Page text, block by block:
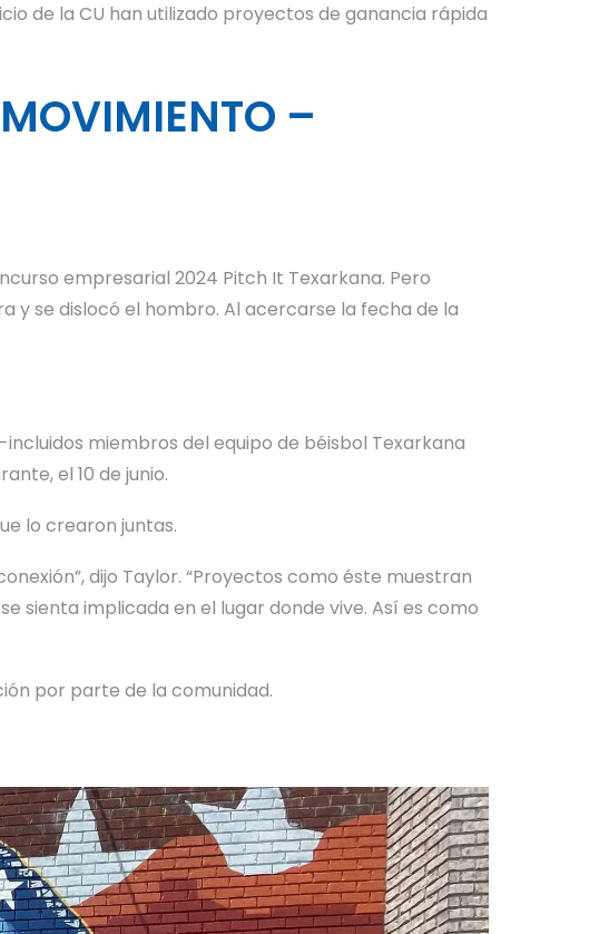
de la CU han utilizado proyectos de ganancia rápida
–
empresarial 2024 Pitch It Texarkana. Pero
y se dislocó el hombro. Al acercarse la fecha de la
miembros del equipo de béisbol Texarkana
el 10 de junio.
lo crearon juntas.
dijo Taylor. “Proyectos como éste muestran
sienta implicada en el lugar donde vive. Así es como
por parte de la comunidad.